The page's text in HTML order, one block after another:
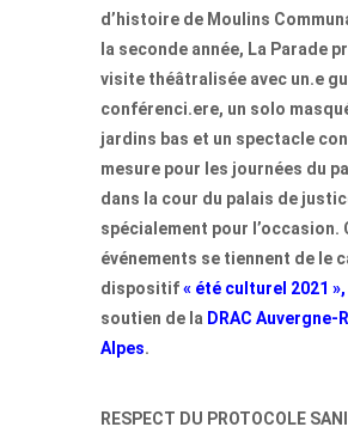
d’histoire de Moulins
la seconde année, La Parade
visite théâtralisée avec un.e
conférenci.ere, un solo
jardins bas et un spectacle
mesure pour les journées du
dans la cour du palais de
spécialement pour l’occasion.
événements se tiennent de le
dispositif« été culturel 2021 »,
soutien de la DRAC Auvergne-
Alpes.
RESPECT DU PROTOCOLE